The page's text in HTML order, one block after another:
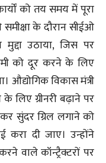
को तय समय में पूरा
के दौरान सीईओ
उठाया, जिस पर
को दूर करने के लिए
औद्योगिक विकास मंत्री
लिए ग्रीनरी बढ़ाने पर
सुंदर ग्रिल लगाने को
दी जाए। उन्होंने
वाले कॉन्ट्रैक्टरों पर